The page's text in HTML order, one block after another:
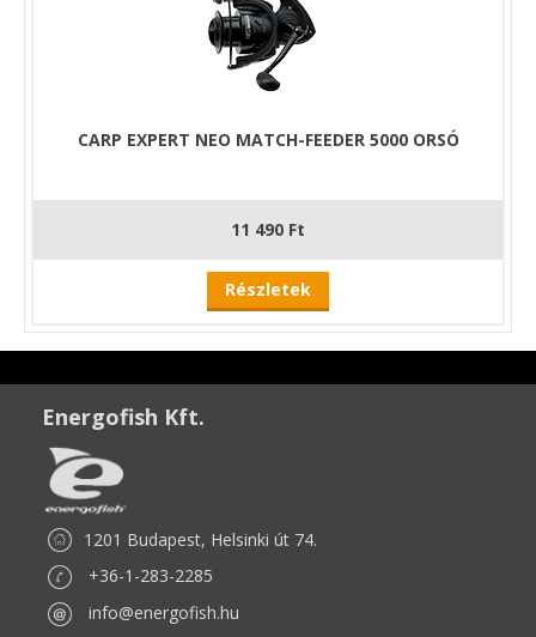
CARP EXPERT NEO MATCH-FEEDER 5000 ORSÓ
11 490 Ft
Részletek
Energofish Kft.
1201 Budapest, Helsinki út 74.
+36-1-283-2285
info@energofish.hu